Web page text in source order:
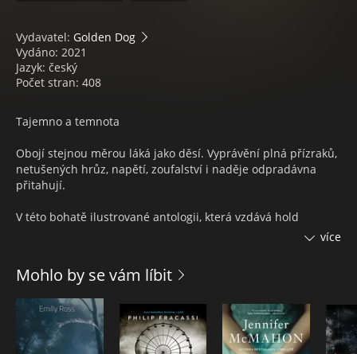
Vydavatel: Golden Dog
Vydáno: 2021
Jazyk: český
Počet stran: 408
Tajemno a temnota
Obojí stejnou měrou láká jako děsí. Vyprávění plná přízraků,
netušených hrůz, napětí, zoufalství i naděje odpradávna
přitahují.
V této bohatě ilustrované antologii, která vzdává hold
domácím klasikům žánru, najdete příběhy inspirované sny,
Kniha České temno přináší průřez tuzemským literárním
hororem za posledních dvacet let a představuje jak
nejvýraznější autory žánru, tak i jeho nové tváře.
více
Mohlo by se vám líbit